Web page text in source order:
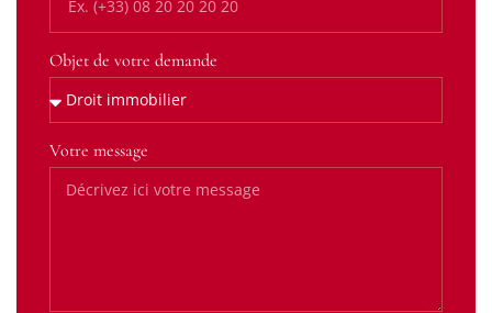
Objet de votre demande
Votre message